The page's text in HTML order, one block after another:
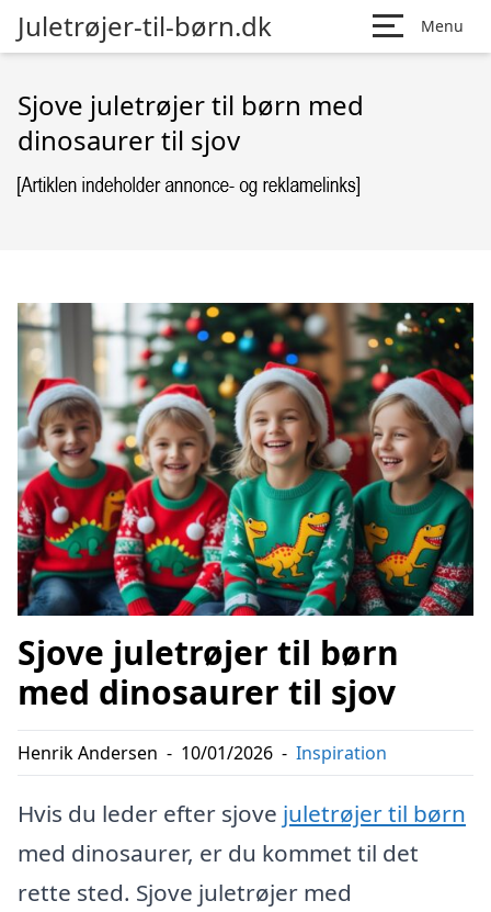
Juletrøjer-til-børn.dk Menu
Sjove juletrøjer til børn med
dinosaurer til sjov
Sjove juletrøjer til børn
med dinosaurer til sjov
Henrik Andersen - 10/01/2026 - Inspiration
Hvis du leder efter sjove juletrøjer til børn
med dinosaurer, er du kommet til det
rette sted. Sjove juletrøjer med